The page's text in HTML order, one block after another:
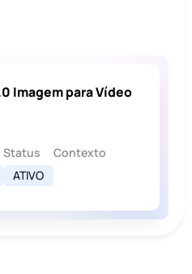
Imagem para Vídeo
Status
ATIVO
Contexto